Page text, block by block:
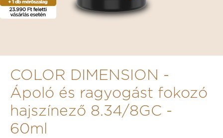
COLOR DIMENSION -
Ápoló és ragyogást fokozó
hajszínező 8.34/8GC -
60ml